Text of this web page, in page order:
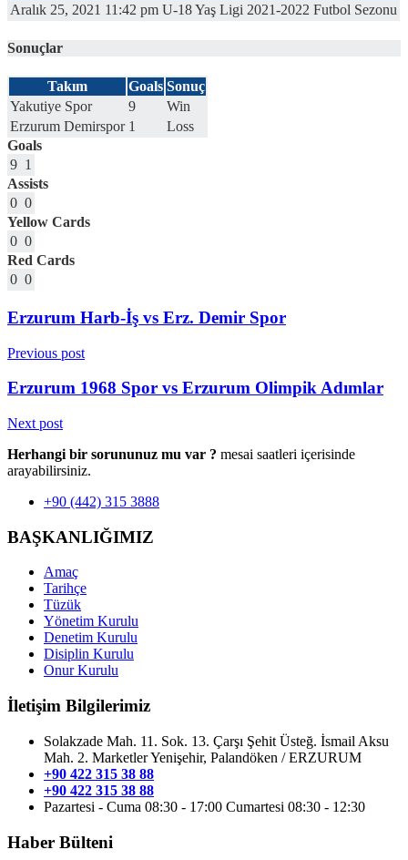
Aralık 25, 2021 11:42 pm U-18 Yaş Ligi 2021-2022 Futbol Sezonu
Sonuçlar
Takım Goals Sonuç
Yakutiye Spor
9
Win
Erzurum Demirspor 1
Loss
Goals
9 1
Assists
0 0
Yellow Cards
0 0
Red Cards
0 0
Erzurum Harb-İş vs Erz. Demir Spor
Previous post
Erzurum 1968 Spor vs Erzurum Olimpik Adımlar
Next post
Herhangi bir sorununuz mu var ? mesai saatleri içerisinde
arayabilirsiniz.
+90 (442) 315 3888
BAŞKANLIĞIMIZ
Amaç
Tarihçe
Tüzük
Yönetim Kurulu
Denetim Kurulu
Disiplin Kurulu
Onur Kurulu
İletişim Bilgilerimiz
Solakzade Mah. 11. Sok. 13. Çarşı Şehit Üsteğ. İsmail Aksu
Mah. 2. Marketler Yenişehir, Palandöken / ERZURUM
+90 422 315 38 88
+90 422 315 38 88
Pazartesi - Cuma 08:30 - 17:00 Cumartesi 08:30 - 12:30
Haber Bülteni